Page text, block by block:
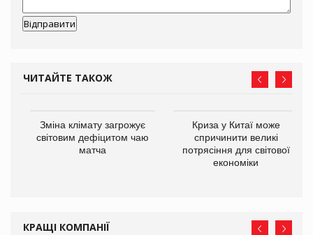
ЧИТАЙТЕ ТАКОЖ
Зміна клімату загрожує
світовим дефіцитом чаю
матча
Криза у Китаї може
спричинити великі
потрясіння для світової
економіки
КРАЩІ КОМПАНІЇ